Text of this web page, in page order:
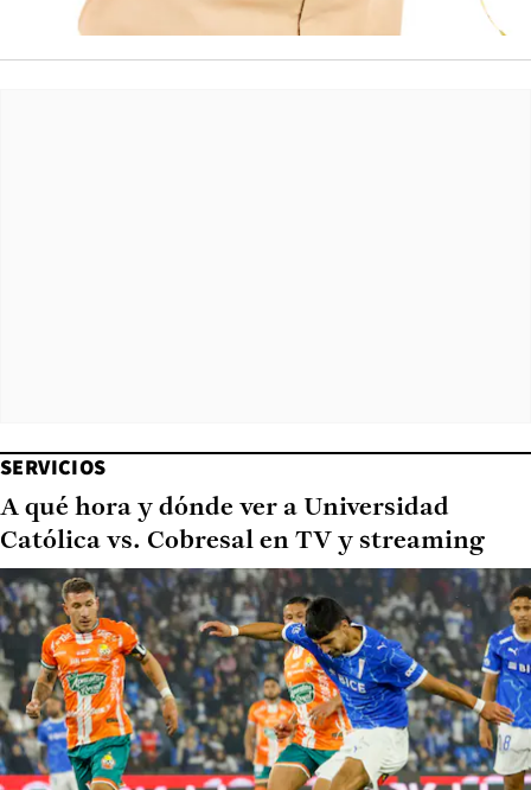
SERVICIOS
A qué hora y dónde ver a Universidad
Católica vs. Cobresal en TV y streaming